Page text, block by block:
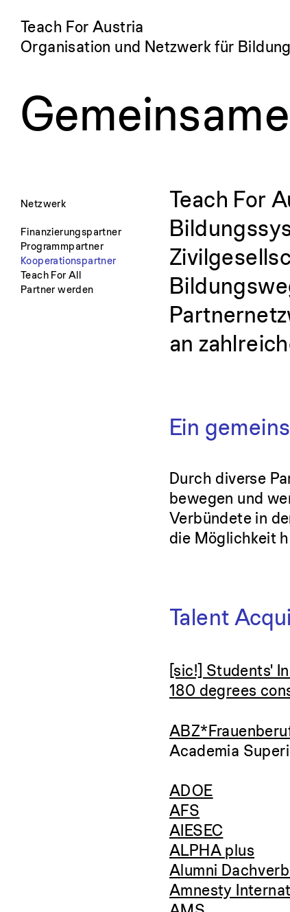
Teach For Austria
Organisation und Netzwerk für
Netzwerk
Finanzierungspartner
Programmpartner
Kooperationspartner
Teach For All
Partner werden
Teach For
an
Ein
Durch diverse
bewegen und
Verbündete in
die Möglichkeit
Talent
[sic!] Students'
180 degrees
Academia
ADOE
AFS
AIESEC
ALPHA plus
Alumni
Amnesty